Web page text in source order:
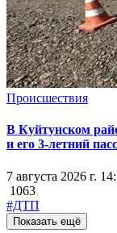
Происшествия
В Куйтунском
и его 3-летний
7 августа 2026 г.
1063
#ДТП
Показать ещё